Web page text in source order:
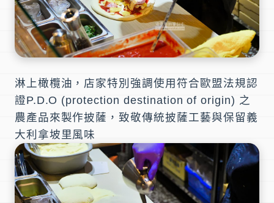
淋上橄欖油，店家特別強調使用符合歐盟法規認
證P.D.O (protection destination of origin) 之
農產品來製作披薩，致敬傳統披薩工藝與保留義
大利拿坡里風味